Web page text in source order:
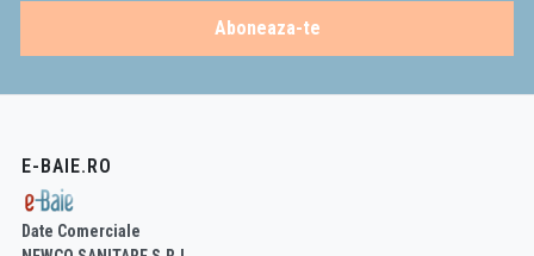
Aplicatie:
Continutul pachetului:
clapeta de actionare
Aboneaza-te
E-BAIE.RO
Date Comerciale